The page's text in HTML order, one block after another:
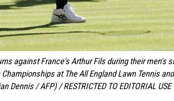
against France's Arthur Fils during their men's
at The All England Lawn Tennis
Dennis / AFP) / RESTRICTED TO EDITORIAL USE